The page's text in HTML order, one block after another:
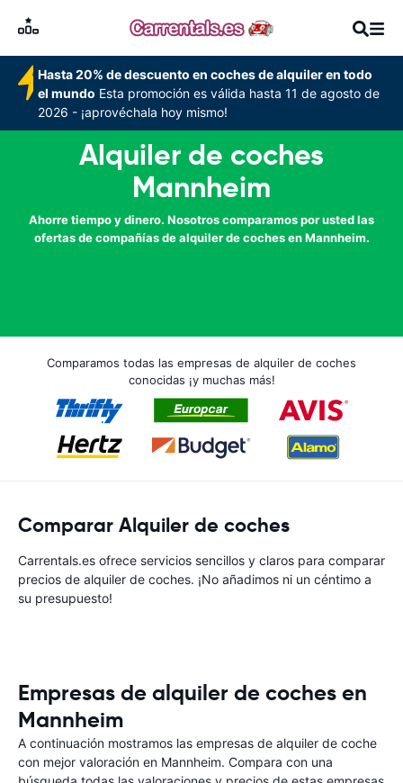
Hasta 20% de descuento en coches de alquiler en todo
el mundo Esta promoción es válida hasta 11 de agosto de
2026 - ¡aprovéchala hoy mismo!
Alquiler de coches
Mannheim
Ahorre tiempo y dinero. Nosotros comparamos por usted las
ofertas de compañías de alquiler de coches en Mannheim.
Comparamos todas las empresas de alquiler de coches
conocidas ¡y muchas más!
Comparar Alquiler de coches
Carrentals.es ofrece servicios sencillos y claros para comparar
precios de alquiler de coches. ¡No añadimos ni un céntimo a
su presupuesto!
Empresas de alquiler de coches en
Mannheim
A continuación mostramos las empresas de alquiler de coche
con mejor valoración en Mannheim. Compara con una